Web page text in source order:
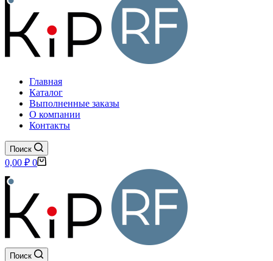
Главная
Каталог
Выполненные заказы
О компании
Контакты
Поиск
Корзина
0,00 ₽ 0
Поиск